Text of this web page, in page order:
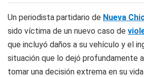
Un periodista partidario de Nueva
sido víctima de un nuevo caso de
que incluyó daños a su vehículo y el
situación que lo dejó profundamente
tomar una decisión extrema en su